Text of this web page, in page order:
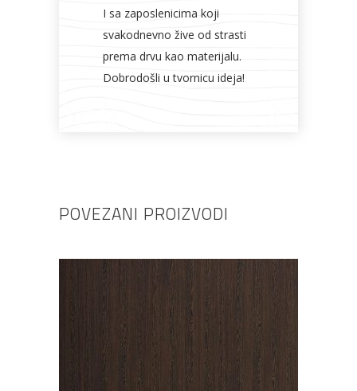
I sa zaposlenicima koji
svakodnevno žive od strasti
prema drvu kao materijalu.
Dobrodošli u tvornicu ideja!
POVEZANI PROIZVODI